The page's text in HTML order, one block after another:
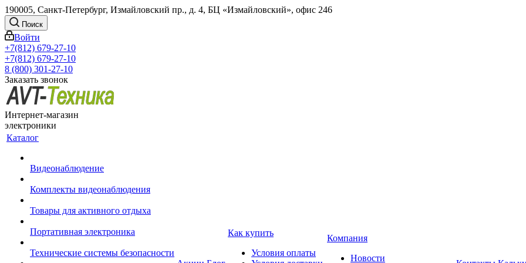
190005, Санкт-Петербург, Измайловский пр., д. 4, БЦ «Измайловский», офис 246
Поиск
Войти
+7(812) 679-27-10
+7(812) 679-27-10
8 (800) 301-27-10
Заказать звонок
Интернет-магазин
электроники
Каталог
Видеонаблюдение
Комплекты видеонаблюдения
Товары для активного отдыха
Портативная электроника
Технические системы безопасности
Как купить
Условия оплаты
Компания
Новости